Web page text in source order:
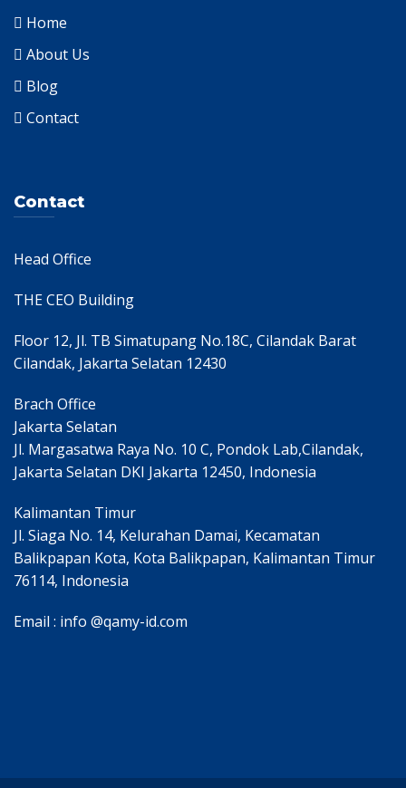
Home
About Us
Blog
Contact
Contact
Head Office
THE CEO Building
Floor 12, Jl. TB Simatupang No.18C, Cilandak Barat
Cilandak, Jakarta Selatan 12430
Brach Office
Jakarta Selatan
Jl. Margasatwa Raya No. 10 C, Pondok Lab,Cilandak,
Jakarta Selatan DKI Jakarta 12450, Indonesia
Kalimantan Timur
Jl. Siaga No. 14, Kelurahan Damai, Kecamatan
Balikpapan Kota, Kota Balikpapan, Kalimantan Timur
76114, Indonesia
Email : info @qamy-id.com